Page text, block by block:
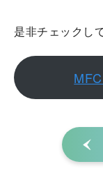
是非チェックし